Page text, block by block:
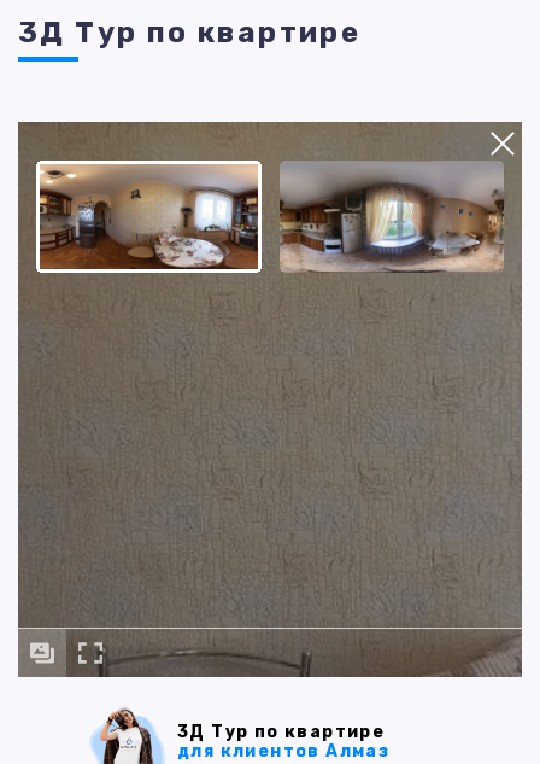
3Д Тур по квартире
3Д Тур по квартире
для клиентов Алмаз